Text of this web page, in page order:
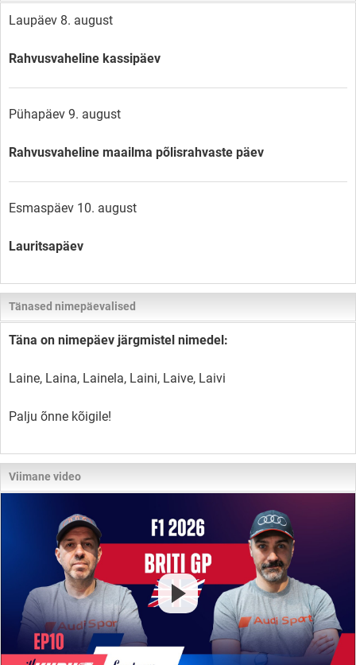
Laupäev 8. august
Rahvusvaheline kassipäev
Pühapäev 9. august
Rahvusvaheline maailma põlisrahvaste päev
Esmaspäev 10. august
Lauritsapäev
Tänased nimepäevalised
Täna on nimepäev järgmistel nimedel:
Laine, Laina, Lainela, Laini, Laive, Laivi
Palju õnne kõigile!
Viimane video